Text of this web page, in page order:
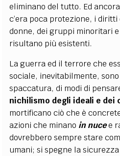
eliminano del tutto. Ed
c’era poca protezione, i
donne, dei gruppi minoritari
risultano più esistenti.
La guerra ed il terrore che
sociale, inevitabilmente,
spaccatura, di modi di
nichilismo degli ideali e dei
mortificano ciò che è
azioni che minano in nucee
dovrebbero sempre stare
umani; si spegne la